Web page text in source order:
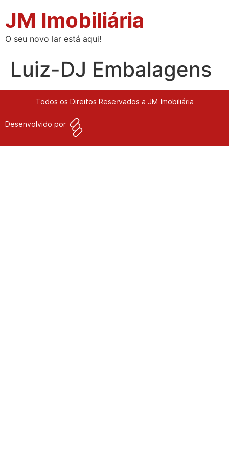
JM Imobiliária
O seu novo lar está aqui!
Luiz-DJ Embalagens
Todos os Direitos Reservados a JM Imobiliária
Desenvolvido por